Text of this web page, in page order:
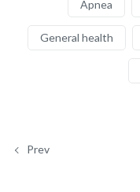
Apnea
General health
Prev